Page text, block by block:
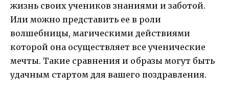
жизнь своих учеников знаниями и заботой.
Или можно представить ее в роли
волшебницы, магическими действиями
которой она осуществляет все ученические
мечты. Такие сравнения и образы могут быть
удачным стартом для вашего поздравления.